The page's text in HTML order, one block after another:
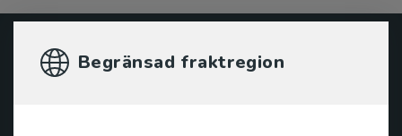
Begränsad fraktregion
Studentlitteratur